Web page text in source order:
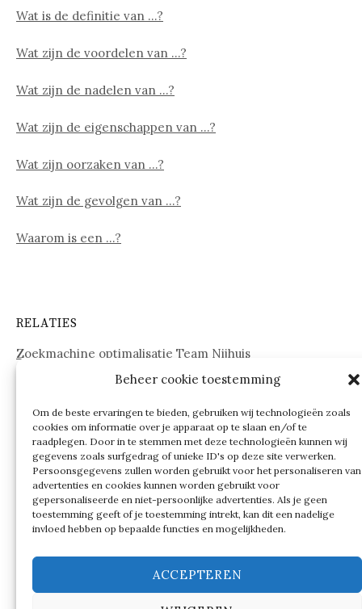
Beheer cookie toestemming
Om de beste ervaringen te bieden, gebruiken wij technologieën zoals
cookies om informatie over je apparaat op te slaan en/of te
raadplegen. Door in te stemmen met deze technologieën kunnen wij
gegevens zoals surfgedrag of unieke ID's op deze site verwerken.
Persoonsgegevens zullen worden gebruikt voor het personaliseren van
advertenties en cookies kunnen worden gebruikt voor
gepersonaliseerde en niet-persoonlijke advertenties. Als je geen
toestemming geeft of je toestemming intrekt, kan dit een nadelige
invloed hebben op bepaalde functies en mogelijkheden.
ACCEPTEREN
Wat is de definitie van …?
Wat zijn de voordelen van …?
Wat zijn de nadelen van …?
Wat zijn de eigenschappen van …?
Wat zijn oorzaken van …?
Wat zijn de gevolgen van …?
Waarom is een …?
RELATIES
Zoekmachine optimalisatie Team Nijhuis